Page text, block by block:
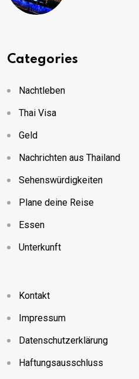
Categories
Nachtleben
Thai Visa
Geld
Nachrichten aus Thailand
Sehenswürdigkeiten
Plane deine Reise
Essen
Unterkunft
Kontakt
Impressum
Datenschutzerklärung
Haftungsausschluss